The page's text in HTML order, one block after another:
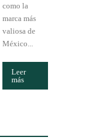
como la
marca más
valiosa de
México...
Leer
más